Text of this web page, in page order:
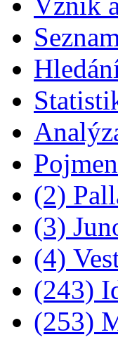
(2)
(3)
(4)
(243)
(253)